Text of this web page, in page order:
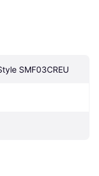
SMF03CREU